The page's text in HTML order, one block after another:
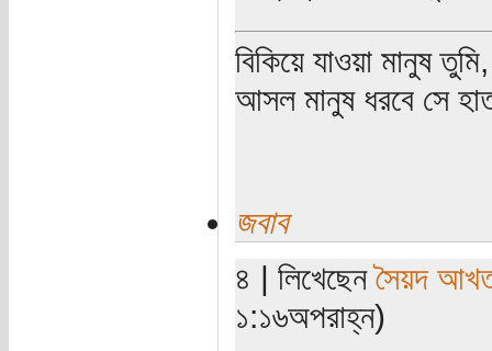
বিকিয়ে যাওয়া মানুষ
আসল মানুষ ধরবে সে
জবাব
৪ | লিখেছেনসৈয়দ
১:১৬অপরাহ্ন)